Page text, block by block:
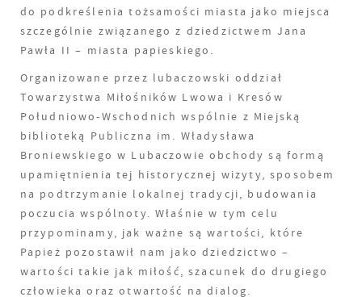
do podkreślenia tożsamości miasta jako miejsca
szczególnie związanego z dziedzictwem Jana
Pawła II – miasta papieskiego.
Organizowane przez lubaczowski oddział
Towarzystwa Miłośników Lwowa i Kresów
Południowo-Wschodnich wspólnie z Miejską
biblioteką Publiczna im. Władysława
Broniewskiego w Lubaczowie obchody są formą
upamiętnienia tej historycznej wizyty, sposobem
na podtrzymanie lokalnej tradycji, budowania
poczucia wspólnoty. Właśnie w tym celu
przypominamy, jak ważne są wartości, które
Papież pozostawił nam jako dziedzictwo –
wartości takie jak miłość, szacunek do drugiego
człowieka oraz otwartość na dialog.